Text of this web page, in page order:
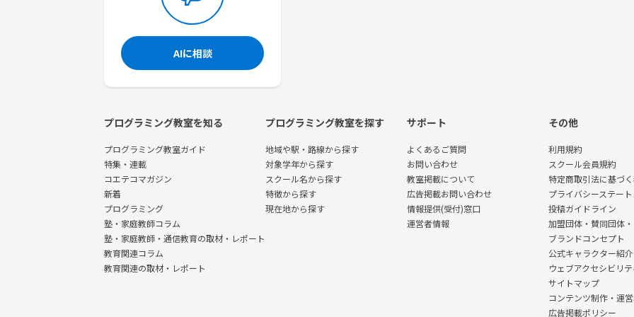
AIに相談
プログラミング教室を知る
プログラミング教室ガイド
特集・連載
コエテコマガジン
新着
プログラミング
塾・家庭教師コラム
塾・家庭教師・通信教育の取材・レポート
教育関連コラム
教育関連の取材・レポート
プログラミング教室を探す
地域や駅・路線から探す
対象学年から探す
スクール名から探す
特徴から探す
現在地から探す
サポート
よくあるご質問
お問い合わせ
教室掲載について
広告掲載お問い合わせ
情報提供(受付)窓口
運営者情報
その他
利用規約
スクール会員規約
特定商取引法に基づ
プライバシーステー
投稿ガイドライン
加盟団体・賛同団体
ブランドコンセプト
公式キャラクター紹介
ウェブアクセシビリテ
サイトマップ
コンテンツ制作・運
広告掲載ポリシー